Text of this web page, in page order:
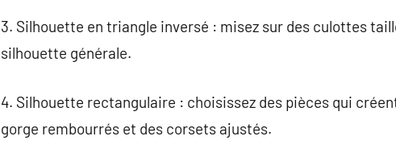
3. Silhouette en triangle inversé : misez sur des culottes
silhouette générale.
4. Silhouette rectangulaire : choisissez des pièces qui
gorge rembourrés et des corsets ajustés.